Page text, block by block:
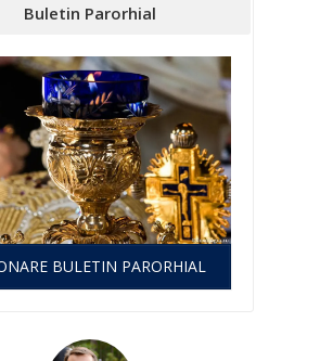
Buletin Parorhial
BULETIN PARORHIAL